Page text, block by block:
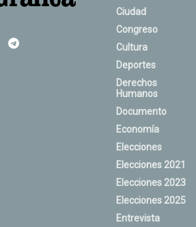
Ciudad
Congreso
Cultura
Deportes
Derechos
Humanos
Documento
Economía
Elecciones
Elecciones 2021
Elecciones 2023
Elecciones 2025
Entrevista